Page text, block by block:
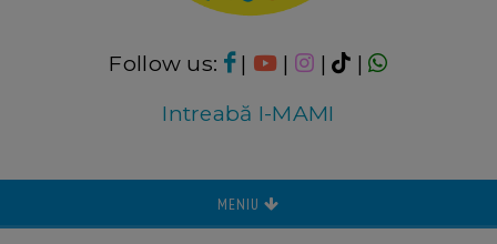
Follow us: | | |
|
Intreabă I-MAMI
MENIU